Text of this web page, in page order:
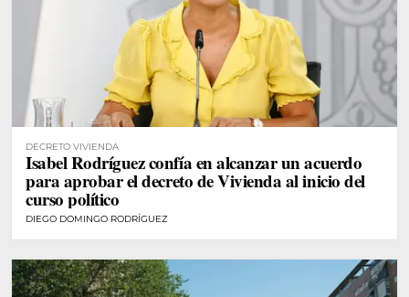
DECRETO VIVIENDA
Isabel Rodríguez confía en alcanzar un acuerdo
para aprobar el decreto de Vivienda al inicio del
curso político
DIEGO DOMINGO RODRÍGUEZ